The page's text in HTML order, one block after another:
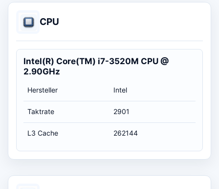
CPU
Intel(R) Core(TM) i7-3520M CPU @
2.90GHz
Hersteller Intel
Taktrate 2901
L3 Cache 262144